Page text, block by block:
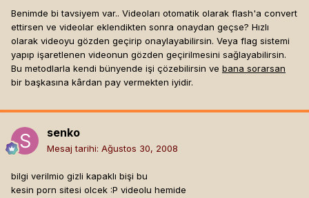
ipinle kuyuya inmeleri.
bilgi vermemem normal cunku tum yatirimci benim,
siteyi tamamen hazirlayacak olan domain ismini ve
server masraflarinin tamamini ben karsilayacagim..
insanlardan hicbir maddi bir tabebim yok, ben teklif
soyluyorum olay bundan ibaret.
sonucta istedigim sadece video larin icerik kontrolu..
ortada..
Benimde bi tavsiyem var.. Videoları otomatik olarak flash'a convert
ettirsen ve videolar eklendikten sonra onaydan geçse? Hızlı
olarak videoyu gözden geçirip onaylayabilirsin. Veya flag sistemi
yapıp işaretlenen videonun gözden geçirilmesini sağlayabilirsin.
Bu metodlarla kendi bünyende işi çözebilirsin ve bana sorarsan
bir başkasına kârdan pay vermekten iyidir.
senko
Mesaj tarihi: Ağustos 30, 2008
bilgi verilmio gizli kapaklı bişi bu
kesin porn sitesi olcek :P videolu hemide